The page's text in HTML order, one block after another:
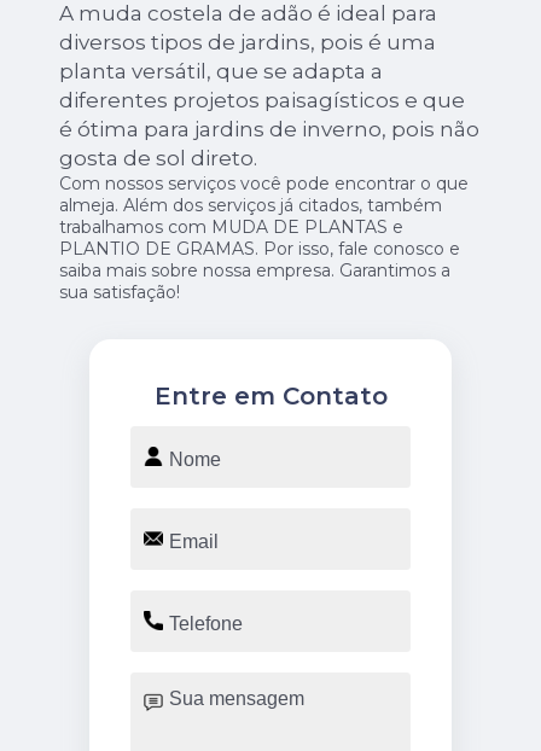
A muda costela de adão é ideal para
diversos tipos de jardins, pois é uma
planta versátil, que se adapta a
diferentes projetos paisagísticos e que
é ótima para jardins de inverno, pois não
gosta de sol direto.
Com nossos serviços você pode encontrar o que
almeja. Além dos serviços já citados, também
trabalhamos com MUDA DE PLANTAS e
PLANTIO DE GRAMAS. Por isso, fale conosco e
saiba mais sobre nossa empresa. Garantimos a
sua satisfação!
Entre em Contato